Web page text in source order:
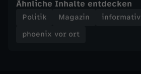
Z
Ähnliche Inhalte entdecken
Politik Magazin
informativ
phoenix vor ort